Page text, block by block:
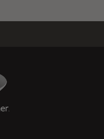
Logo